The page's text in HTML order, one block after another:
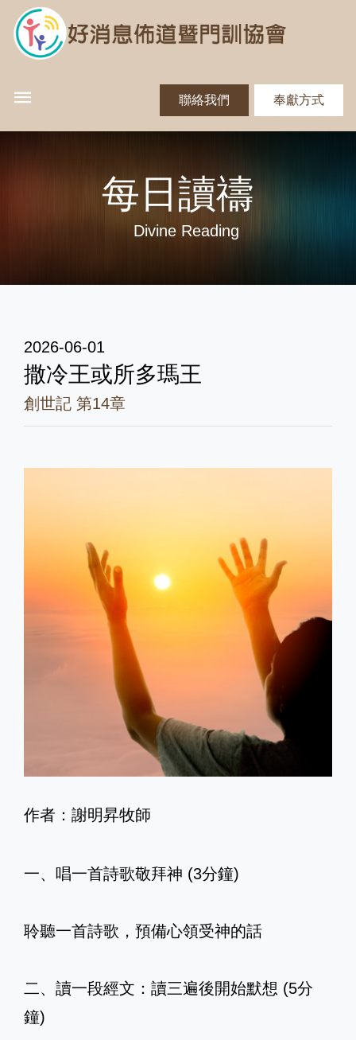
聯絡我們 奉獻方式
每日讀禱
Divine Reading
2026-06-01
撒冷王或所多瑪王
創世記 第14章
作者：謝明昇牧師
一、唱一首詩歌敬拜神 (3分鐘)
聆聽一首詩歌，預備心領受神的話
二、讀一段經文：讀三遍後開始默想 (5分
鐘)